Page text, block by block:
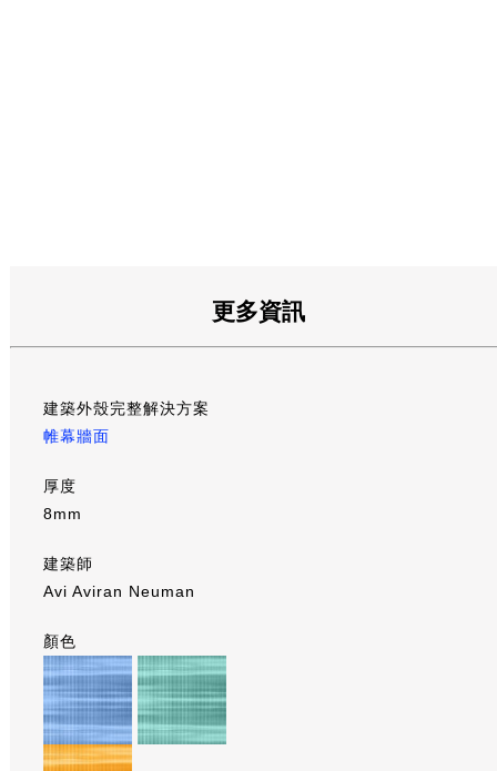
更多資訊
建築外殼完整解決方案
帷幕牆面
厚度
8mm
建築師
Avi Aviran Neuman
顏色